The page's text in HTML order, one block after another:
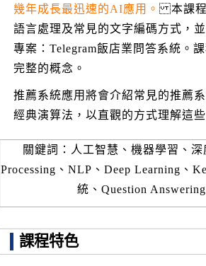
幾年成長最迅速的AI應用。 本課程
語言處理及常見的文字編碼方式，
專案：Telegram飯店業問答系統。
完整的概念。
推薦系統應用將會介紹常見的推薦
經典演算法，以直觀的方式理解這
關鍵詞：人工智慧、機器學習、
Processing、NLP、Deep Learning、
統、Question
課程特色